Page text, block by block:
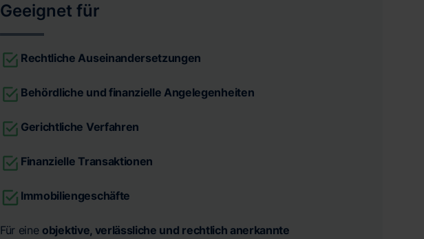
Geeignet für
Rechtliche Auseinandersetzungen
Behördliche und finanzielle Angelegenheiten
Gerichtliche Verfahren
Finanzielle Transaktionen
Immobiliengeschäfte
Für eine objektive, verlässliche und rechtlich anerkannte